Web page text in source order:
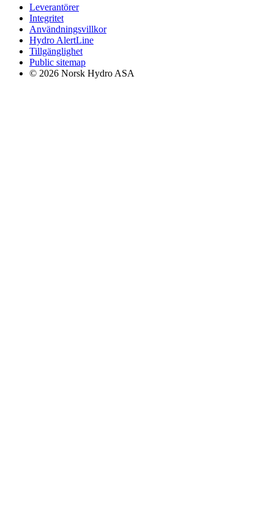
Leverantörer
Integritet
Användningsvillkor
Hydro AlertLine
Tillgänglighet
Public sitemap
© 2026 Norsk Hydro ASA